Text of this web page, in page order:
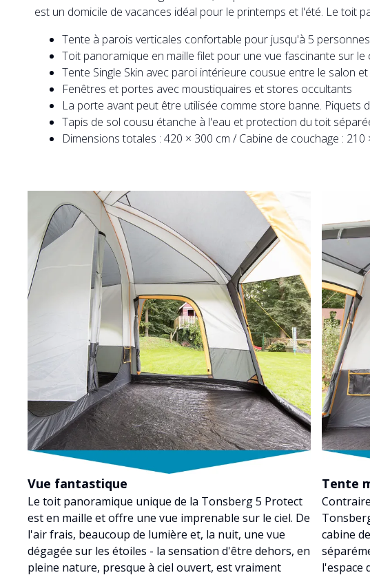
est un domicile de vacances idéal pour le printemps et l'été. Le
Tente à parois verticales confortable pour jusqu'à 5
Toit panoramique en maille filet pour une vue fascinante sur le
Tente Single Skin avec paroi intérieure cousue entre le salon
Fenêtres et portes avec moustiquaires et stores occultants
La porte avant peut être utilisée comme store banne. Piquets
Tapis de sol cousu étanche à l'eau et protection du toit
Dimensions totales : 420 × 300 cm / Cabine de couchage :
Vue fantastique
Le toit panoramique unique de la Tonsberg 5 Protect
est en maille et offre une vue imprenable sur le ciel. De
l'air frais, beaucoup de lumière et, la nuit, une vue
dégagée sur les étoiles - la sensation d'être dehors, en
pleine nature, presque à ciel ouvert, est vraiment
Tente
cabine
l'espace